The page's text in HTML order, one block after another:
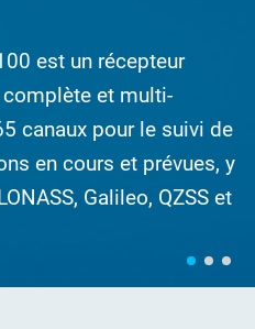
est un récepteur
et multi-
canaux pour le suivi de
en cours et prévues, y
Galileo, QZSS et